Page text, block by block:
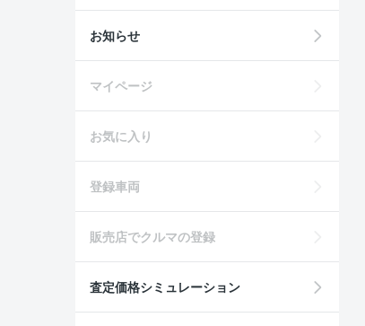
お知らせ
マイページ
お気に入り
登録車両
販売店でクルマの登録
査定価格シミュレーション